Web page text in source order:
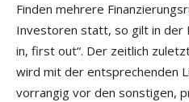
Finden mehrere
Investoren statt, so gilt in der
in, first out“. Der zeitlich
wird mit der entsprechenden
vorrangig vor den sonstigen,